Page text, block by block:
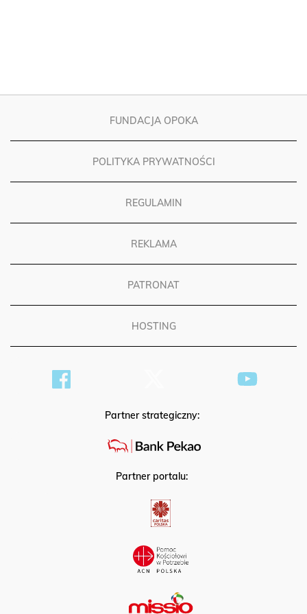
FUNDACJA OPOKA
POLITYKA PRYWATNOŚCI
REGULAMIN
REKLAMA
PATRONAT
HOSTING
Partner strategiczny:
Partner portalu: